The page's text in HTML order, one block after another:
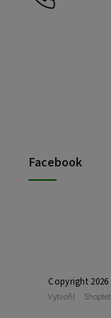
Facebook
Copyright 2026
Vytvořil Shoptet